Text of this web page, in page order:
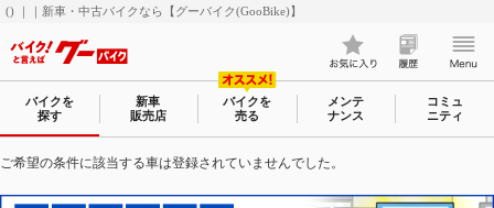
() ｜｜新車・中古バイクなら【グーバイク(GooBike)】
バイクを
探す
新車
販売店
バイクを
売る
メンテ
ナンス
コミュ
ニティ
ご希望の条件に該当する車は登録されていませんでした。